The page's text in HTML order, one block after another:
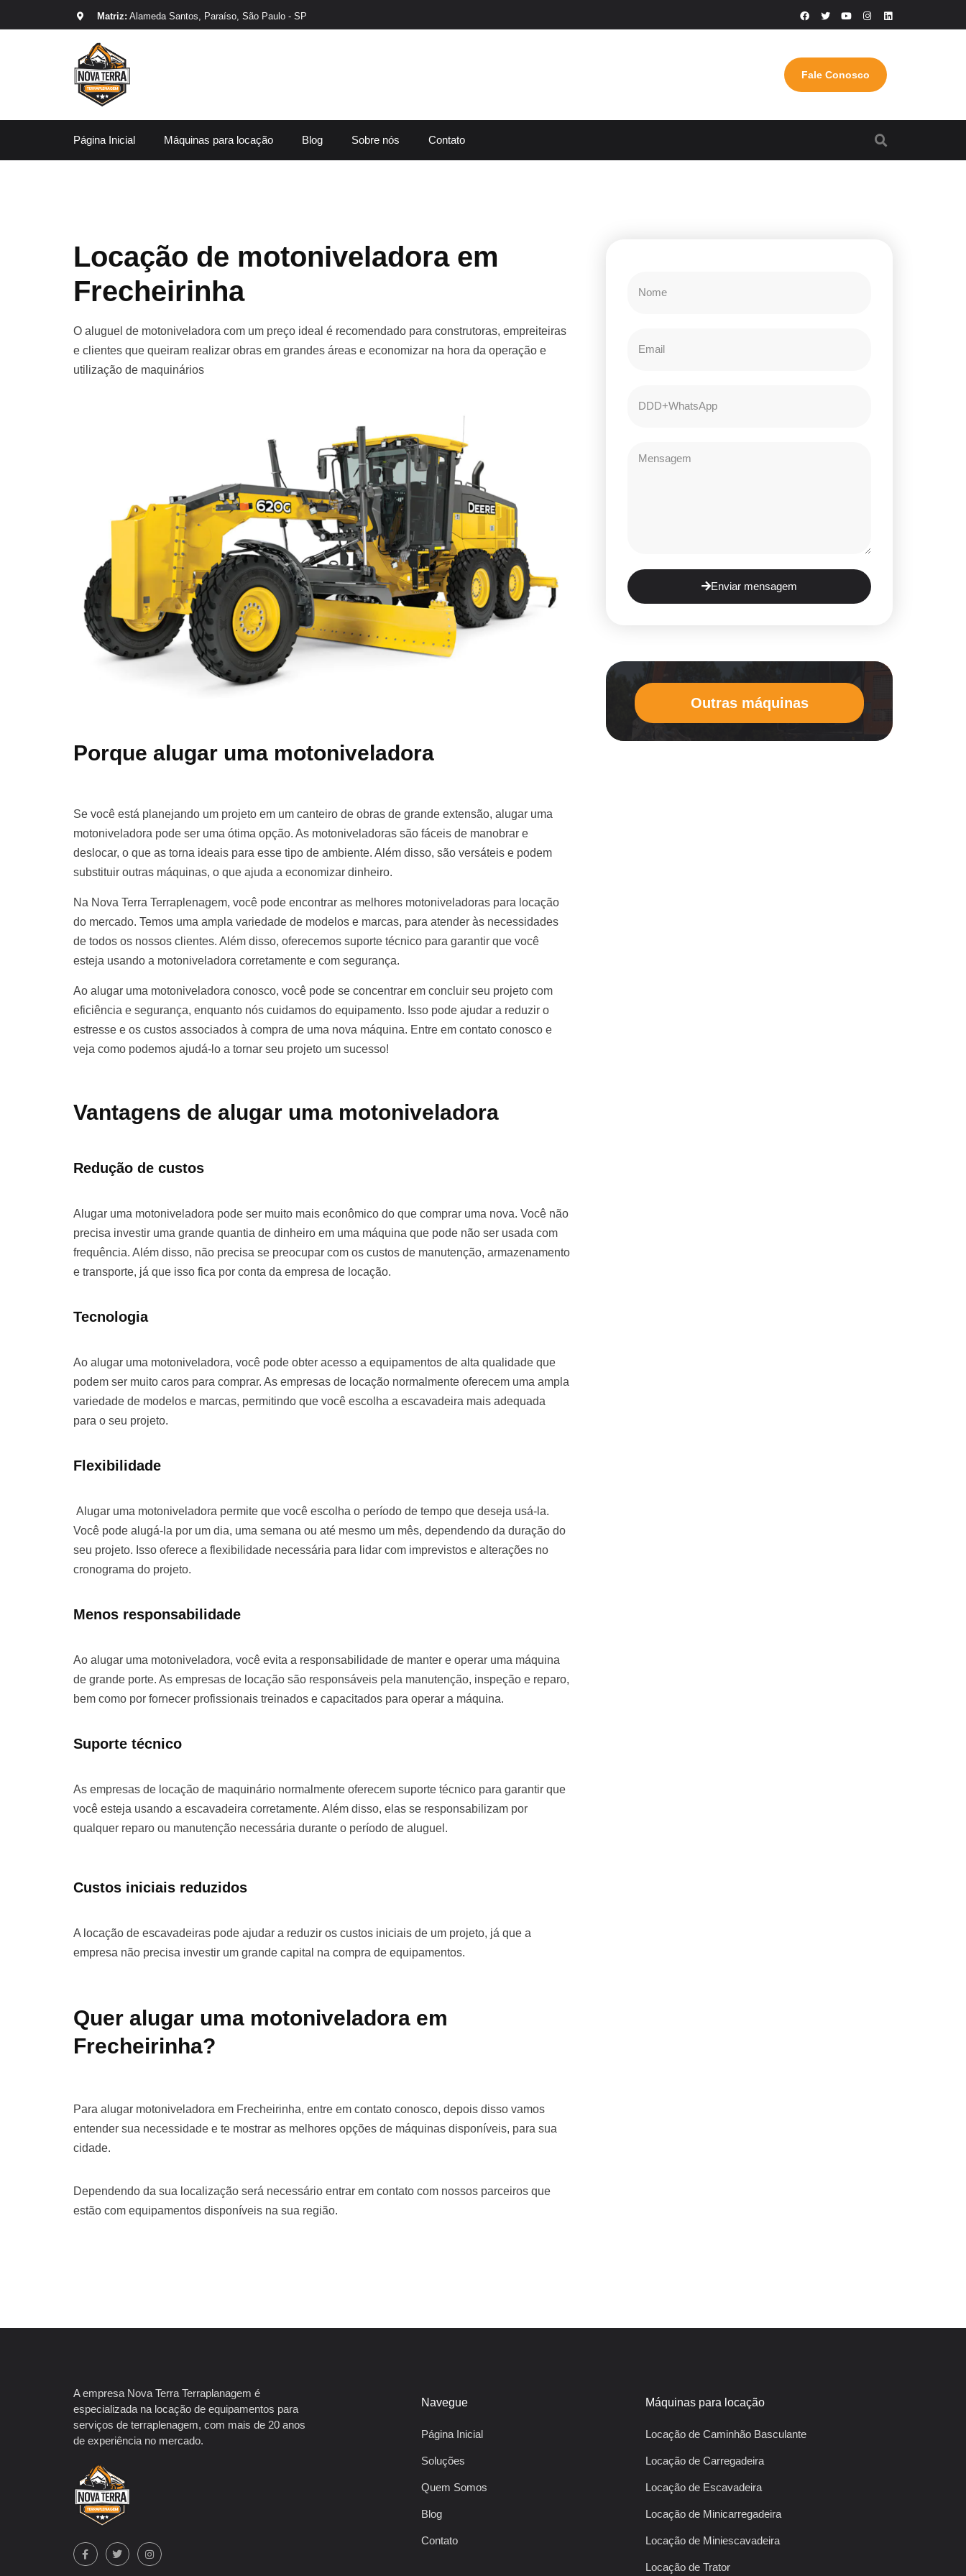
Matriz: Alameda Santos, Paraíso, São Paulo - SP
Fale Conosco
Página Inicial Máquinas para locação Blog Sobre nós Contato
Locação de motoniveladora em
Frecheirinha
O aluguel de motoniveladora com um preço ideal é recomendado para construtoras, empreiteiras
e clientes que queiram realizar obras em grandes áreas e economizar na hora da operação e
utilização de maquinários
Porque alugar uma motoniveladora
Se você está planejando um projeto em um canteiro de obras de grande extensão, alugar uma
motoniveladora pode ser uma ótima opção. As motoniveladoras são fáceis de manobrar e
deslocar, o que as torna ideais para esse tipo de ambiente. Além disso, são versáteis e podem
substituir outras máquinas, o que ajuda a economizar dinheiro.
Na Nova Terra Terraplenagem, você pode encontrar as melhores motoniveladoras para locação
do mercado. Temos uma ampla variedade de modelos e marcas, para atender às necessidades
de todos os nossos clientes. Além disso, oferecemos suporte técnico para garantir que você
esteja usando a motoniveladora corretamente e com segurança.
Ao alugar uma motoniveladora conosco, você pode se concentrar em concluir seu projeto com
eficiência e segurança, enquanto nós cuidamos do equipamento. Isso pode ajudar a reduzir o
estresse e os custos associados à compra de uma nova máquina. Entre em contato conosco e
veja como podemos ajudá-lo a tornar seu projeto um sucesso!
Vantagens de alugar uma motoniveladora
Redução de custos
Alugar uma motoniveladora pode ser muito mais econômico do que comprar uma nova. Você não
precisa investir uma grande quantia de dinheiro em uma máquina que pode não ser usada com
frequência. Além disso, não precisa se preocupar com os custos de manutenção, armazenamento
e transporte, já que isso fica por conta da empresa de locação.
Tecnologia
Ao alugar uma motoniveladora, você pode obter acesso a equipamentos de alta qualidade que
podem ser muito caros para comprar. As empresas de locação normalmente oferecem uma ampla
variedade de modelos e marcas, permitindo que você escolha a escavadeira mais adequada
para o seu projeto.
Flexibilidade
Alugar uma motoniveladora permite que você escolha o período de tempo que deseja usá-la.
Você pode alugá-la por um dia, uma semana ou até mesmo um mês, dependendo da duração do
seu projeto. Isso oferece a flexibilidade necessária para lidar com imprevistos e alterações no
cronograma do projeto.
Menos responsabilidade
Ao alugar uma motoniveladora, você evita a responsabilidade de manter e operar uma máquina
de grande porte. As empresas de locação são responsáveis pela manutenção, inspeção e reparo,
bem como por fornecer profissionais treinados e capacitados para operar a máquina.
Suporte técnico
As empresas de locação de maquinário normalmente oferecem suporte técnico para garantir que
você esteja usando a escavadeira corretamente. Além disso, elas se responsabilizam por
qualquer reparo ou manutenção necessária durante o período de aluguel.
Custos iniciais reduzidos
A locação de escavadeiras pode ajudar a reduzir os custos iniciais de um projeto, já que a
empresa não precisa investir um grande capital na compra de equipamentos.
Quer alugar uma motoniveladora em
Frecheirinha?
Para alugar motoniveladora em Frecheirinha, entre em contato conosco, depois disso vamos
entender sua necessidade e te mostrar as melhores opções de máquinas disponíveis, para sua
cidade.
Dependendo da sua localização será necessário entrar em contato com nossos parceiros que
estão com equipamentos disponíveis na sua região.
Enviar mensagem
Outras máquinas
A empresa Nova Terra Terraplanagem é
especializada na locação de equipamentos para
serviços de terraplenagem, com mais de 20 anos
de experiência no mercado.
Navegue
Página Inicial
Soluções
Quem Somos
Blog
Contato
Máquinas para locação
Locação de Caminhão Basculante
Locação de Carregadeira
Locação de Escavadeira
Locação de Minicarregadeira
Locação de Miniescavadeira
Locação de Trator